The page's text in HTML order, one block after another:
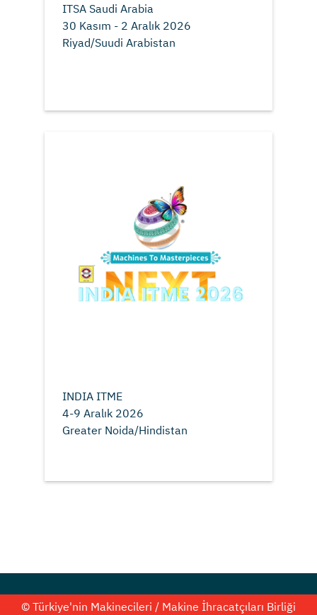
ITSA Saudi Arabia
30 Kasım - 2 Aralık 2026
Riyad/Suudi Arabistan
INDIA ITME
4-9 Aralık 2026
© Türkiye'nin Makinecileri / Makine İhracatçıları Birliği